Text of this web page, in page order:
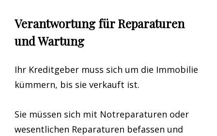
Verantwortung für Reparaturen
und Wartung
Ihr Kreditgeber muss sich um die Immobilie
kümmern, bis sie verkauft ist.
Sie müssen sich mit Notreparaturen oder
wesentlichen Reparaturen befassen und